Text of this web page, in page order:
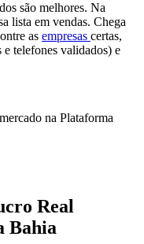
são melhores. Na
lista em vendas. Chega
as empresas certas,
telefones validados) e
na Plataforma
Real
Bahia